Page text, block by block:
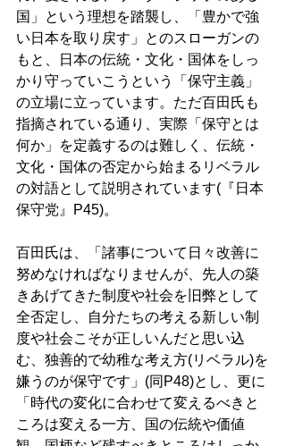
国」という理想を踏襲し、「豊かで強
い日本を取り戻す」とのスローガンの
もと、日本の伝統・文化・国体をしっ
かり守っていこうという「保守主義」
の立場に立っています。ただ百田氏も
指摘されている通り、実際「保守とは
何か」を定義するのは難しく、伝統・
文化・国体の否定から始まるリベラル
の対語として説明されています(『日本
保守党』P45)。
百田氏は、「諸事について日々改善に
努めなければなりませんが、先人の築
きあげてきた制度や社会を旧弊として
全否定し、自分たちの考える新しい制
度や社会こそが正しいんだと思い込
む、独善的で幼稚な考え方(リベラル)を
嫌うのが保守です」(同P48)とし、更に
「時代の変化に合わせて変えるべきと
ころは変える一方、国の伝統や価値